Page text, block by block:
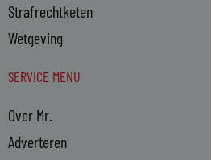
Strafrechtketen
Wetgeving
SERVICE MENU
Over Mr.
Adverteren